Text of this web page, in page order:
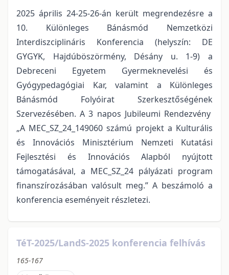
2025 április 24-25-26-án került megrendezésre a
10. Különleges Bánásmód Nemzetközi
Interdiszciplináris Konferencia (helyszín: DE
GYGYK, Hajdúböszörmény, Désány u. 1-9) a
Debreceni Egyetem Gyermeknevelési és
Gyógypedagógiai Kar, valamint a Különleges
Bánásmód Folyóirat Szerkesztőségének
Szervezésében. A 3 napos Jubileumi Rendezvény
„A MEC_SZ_24_149060 számú projekt a Kulturális
és Innovációs Minisztérium Nemzeti Kutatási
Fejlesztési és Innovációs Alapból nyújtott
támogatásával, a MEC_SZ_24 pályázati program
finanszírozásában valósult meg.” A beszámoló a
konferencia eseményeit részletezi.
TéT-2025/LandS-2025 konferencia felhívás
165-167